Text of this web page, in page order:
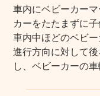
車内にベビーカー
カーをたたまずに
車内中ほどのベビ
進行方向に対して
し、ベビーカーの